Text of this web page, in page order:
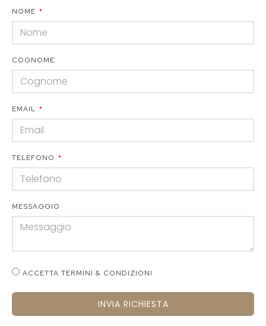
NOME
COGNOME
EMAIL
TELEFONO
MESSAGGIO
ACCETTA TERMINI & CONDIZIONI
INVIA RICHIESTA